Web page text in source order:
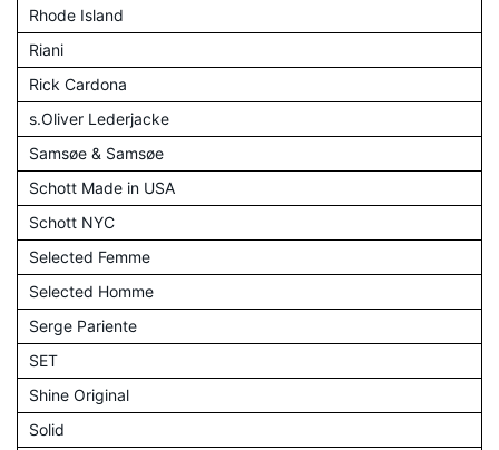
Rhode Island
Riani
Rick Cardona
s.Oliver Lederjacke
Samsøe & Samsøe
Schott Made in USA
Schott NYC
Selected Femme
Selected Homme
Serge Pariente
SET
Shine Original
Solid